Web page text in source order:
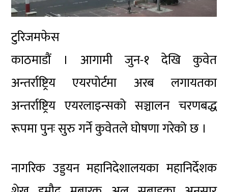
टुरिजमफेस
काठमाडौं । आगामी जुन-१ देखि कुवेत
अन्तर्राष्ट्रिय एयरपोर्टमा अरब लगायतका
अन्तर्राष्ट्रिय एयरलाइन्सको सञ्चालन चरणबद्ध
रूपमा पुनः सुरु गर्ने कुवेतले घोषणा गरेको छ ।
नागरिक उड्डयन महानिदेशालयका महानिर्देशक